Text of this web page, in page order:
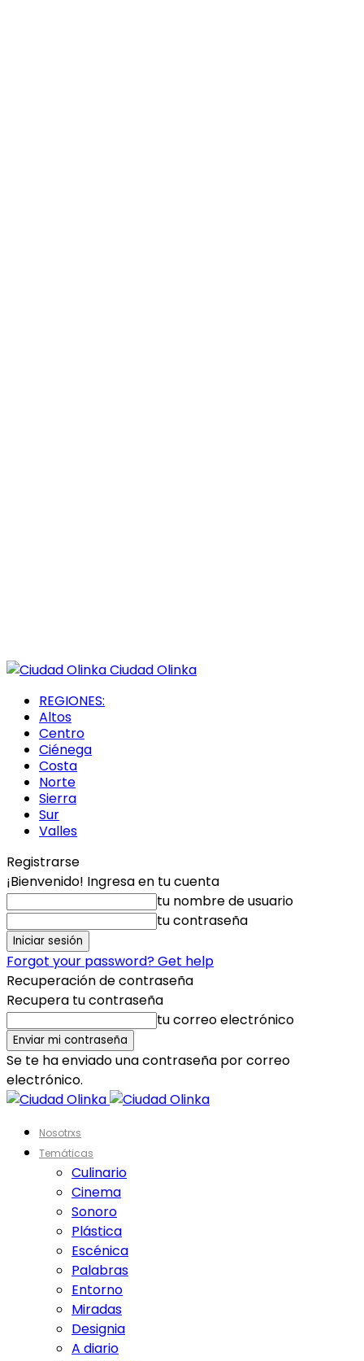
Ciudad Olinka
REGIONES:
Altos
Centro
Ciénega
Costa
Norte
Sierra
Sur
Valles
Registrarse
¡Bienvenido! Ingresa en tu cuenta
tu nombre de usuario
tu contraseña
Forgot your password? Get help
Recuperación de contraseña
Recupera tu contraseña
tu correo electrónico
Se te ha enviado una contraseña por correo
electrónico.
Nosotrxs
Temáticas
Culinario
Cinema
Sonoro
Plástica
Escénica
Palabras
Entorno
Miradas
Designia
A diario